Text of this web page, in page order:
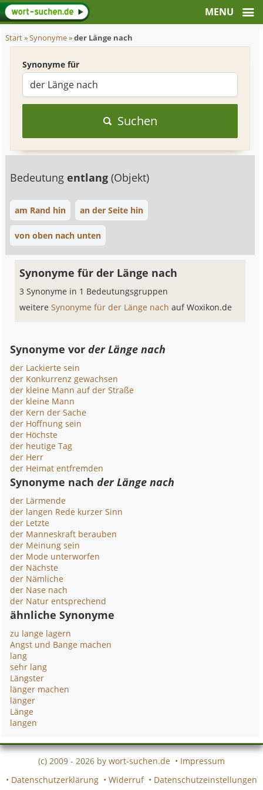
Start»Synonyme»der Länge nach
Synonyme für
Suchen
Bedeutungentlang(Objekt)
am Rand hin an der Seite hin
von oben nach unten
Synonyme für der Länge nach
3 Synonyme in 1 Bedeutungsgruppen
weitereSynonyme für der Länge nachauf Woxikon.de
Synonyme vorder Länge nach
der Lackierte sein
der Konkurrenz gewachsen
der kleine Mann auf der Straße
der kleine Mann
der Kern der Sache
der Hoffnung sein
der Höchste
der heutige Tag
der Herr
der Heimat entfremden
Synonyme nachder Länge nach
der Lärmende
der langen Rede kurzer Sinn
der Letzte
der Manneskraft berauben
der Meinung sein
der Mode unterworfen
der Nächste
der Nämliche
der Nase nach
der Natur entsprechend
ähnliche Synonyme
zu lange lagern
Angst und Bange machen
lang
sehr lang
Längster
länger machen
länger
Länge
langen
(c) 2009 - 2026 by wort-suchen.de • Impressum
• Datenschutzerklärung • Widerruf • Datenschutzeinstellungen